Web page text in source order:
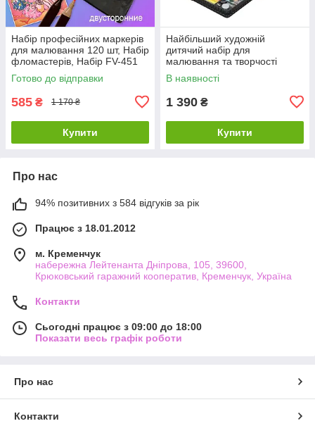
Набір професійних маркерів
для малювання 120 шт, Набір
фломастерів, Набір FV-451
маркерів sketch
Готово до відправки
585 ₴ 1 170 ₴
Купити
Найбільший художній
дитячий набір для
малювання та творчості
Colorful Italy на 288
предметів!!!
В наявності
1 390 ₴
Купити
Про нас
94% позитивних з 584 відгуків за рік
Працює з 18.01.2012
м. Кременчук
набережна Лейтенанта Дніпрова, 105, 39600,
Крюковський гаражний кооператив, Кременчук, Україна
Контакти
Сьогодні працює з 09:00 до 18:00
Показати весь графік роботи
Про нас
Контакти